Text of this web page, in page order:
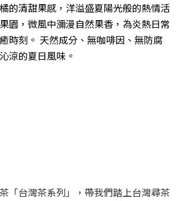
的清甜果感，洋溢盛夏陽光般的熱情活
園，微風中瀰漫自然果香，為炎熱日常
時刻。 天然成分、無咖啡因、無防腐
涼的夏日風味。
「台灣茶系列」，帶我們踏上台灣尋茶